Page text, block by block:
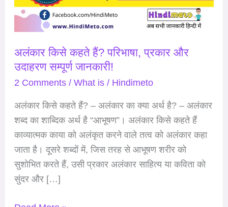
अलंकार किसे कहते हैं? परिभाषा, प्रकार और
उदाहरण सम्पूर्ण जानकारी!
2 Comments / What is/ Hindimeto
अलंकार किसे कहते हैं? – अलंकार का क्या अर्थ है? – अलंकार
शब्द का शाब्दिक अर्थ है “आभूषण”। अलंकार किसे कहते हैं
काव्यात्मक काया को अलंकृत करने वाले तत्व को अलंकार कहा
जाता है। दूसरे शब्दों में, जिस तरह से आभूषण शरीर को
सुशोभित करते हैं, उसी प्रकार अलंकार साहित्य या कविता को
सुंदर और […]
प्रकार
सम्पूर्ण
जानकारी!